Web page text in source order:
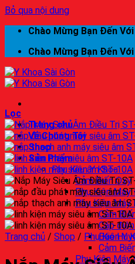
Bỏ qua nội dung
Chào Mừng Bạn Đến
Chào Mừng Bạn Đến
Trang chủ
Về Chúng Tôi
Shop
Sản Phẩm
Phụ Kiện Y Khoa
Cảm Biến Oxy
Phụ Kiện Máy
Phụ Kiện Máy
Cảm
Cáp
Bao
Cảm
Phụ Kiện Máy
Lọc
Trang chủ / Shop / Phụ Kiện Y